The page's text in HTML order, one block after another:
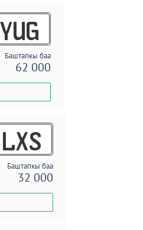
YUG
Баштапкы баа
62 000
LXS
Баштапкы баа
32 000